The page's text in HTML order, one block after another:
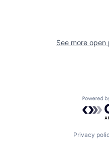
See more open
Privacy